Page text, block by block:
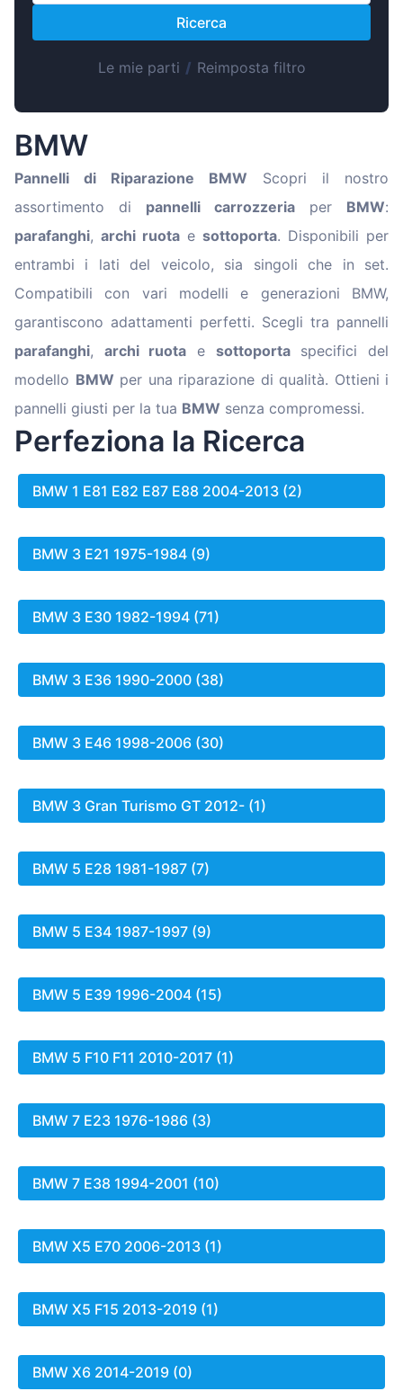
Magyar
Hrvatski
Slovenčina
Ricerca
Le mie parti / Reimposta filtro
BMW
Pannelli di Riparazione BMW Scopri il nostro
assortimento di pannelli carrozzeria per BMW:
parafanghi, archi ruota e sottoporta. Disponibili per
entrambi i lati del veicolo, sia singoli che in set.
Compatibili con vari modelli e generazioni BMW,
garantiscono adattamenti perfetti. Scegli tra pannelli
parafanghi, archi ruota e sottoportaspecifici del
modello BMW per una riparazione di qualità. Ottieni i
pannelli giusti per la tua BMW senza compromessi.
Perfeziona la Ricerca
BMW 1 E81 E82 E87 E88 2004-2013 (2)
BMW 3 E21 1975-1984 (9)
BMW 3 E30 1982-1994 (71)
BMW 3 E36 1990-2000 (38)
BMW 3 E46 1998-2006 (30)
BMW 3 Gran Turismo GT 2012- (1)
BMW 5 E28 1981-1987 (7)
BMW 5 E34 1987-1997 (9)
BMW 5 E39 1996-2004 (15)
BMW 5 F10 F11 2010-2017 (1)
BMW 7 E23 1976-1986 (3)
BMW 7 E38 1994-2001 (10)
BMW X5 E70 2006-2013 (1)
BMW X5 F15 2013-2019 (1)
BMW X6 2014-2019 (0)